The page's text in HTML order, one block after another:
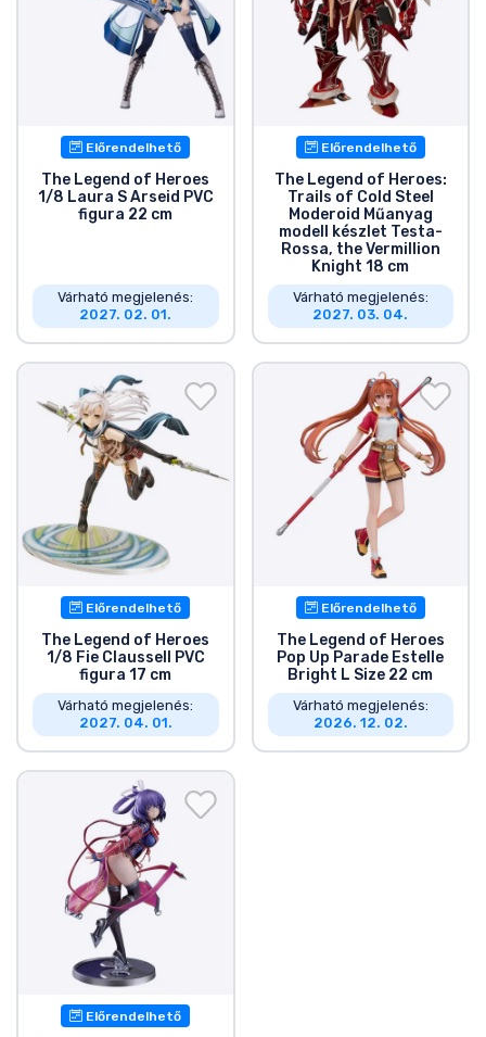
Előrendelhető
The Legend of Heroes
1/8 Laura S Arseid PVC
figura 22 cm
Várható megjelenés:
2027. 02. 01.
Előrendelhető
The Legend of Heroes:
Trails of Cold Steel
Moderoid Műanyag
modell készlet Testa-
Rossa, the Vermillion
Knight 18 cm
Várható megjelenés:
2027. 03. 04.
Előrendelhető
The Legend of Heroes
1/8 Fie Claussell PVC
figura 17 cm
Várható megjelenés:
2027. 04. 01.
Előrendelhető
The Legend of Heroes
Pop Up Parade Estelle
Bright L Size 22 cm
Várható megjelenés:
2026. 12. 02.
Előrendelhető
Gamer cuccok
Sportos cuccok
Zenés cuccok
Márkák